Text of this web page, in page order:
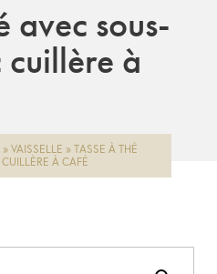
avec sous-
cuillère à
» VAISSELLE » TASSE À THÉ
À CAFÉ